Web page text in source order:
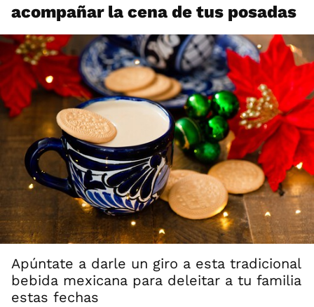
acompañar la cena de tus posadas
Apúntate a darle un giro a esta tradicional
bebida mexicana para deleitar a tu familia
estas fechas